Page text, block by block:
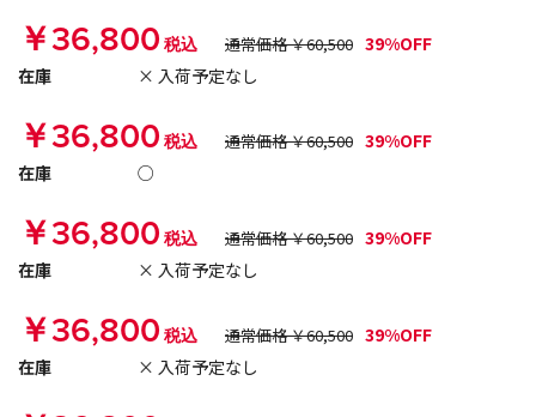
￥36,800 税込 通常価格 ￥60,500 39%OFF
在庫
× 入荷予定なし
￥36,800 税込 通常価格 ￥60,500 39%OFF
在庫
○
￥36,800 税込 通常価格 ￥60,500 39%OFF
在庫
× 入荷予定なし
￥36,800 税込 通常価格 ￥60,500 39%OFF
在庫
× 入荷予定なし